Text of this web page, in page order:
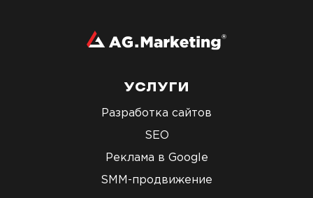
УСЛУГИ
Разработка сайтов
SEO
Реклама в Google
SMM-продвижение